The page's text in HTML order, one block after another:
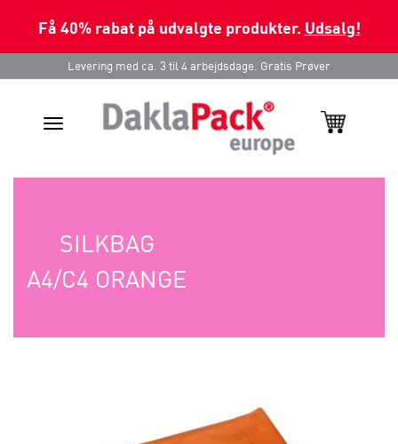
Få 40% rabat på udvalgte produkter. Udsalg!
Levering med ca. 3 til 4 arbejdsdage. Gratis Prøver
Toggle
SILKBAG
A4/C4 ORANGE